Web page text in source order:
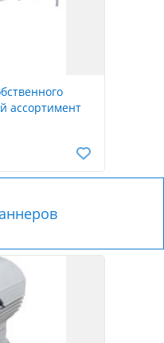
ассортимент